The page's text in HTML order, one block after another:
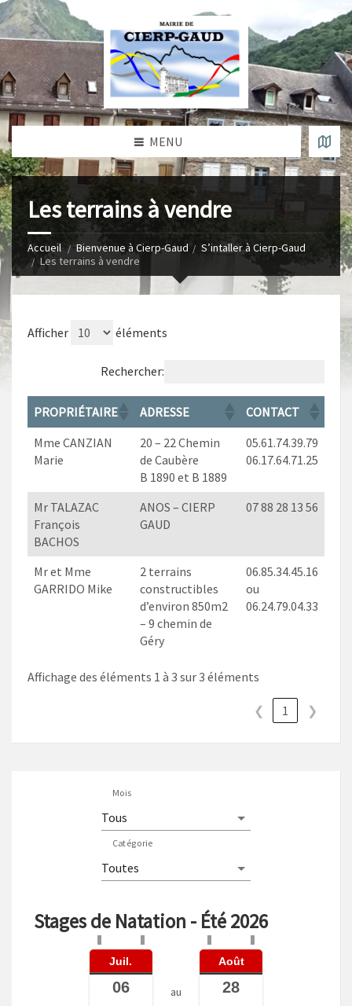
MENU
Les terrains à vendre
Accueil Bienvenue à Cierp-Gaud
S’intaller à Cierp-Gaud
Les terrains à vendre
Afficher éléments
Rechercher:
PROPRIÉTAIRE ADRESSE
CONTACT
Mme CANZIAN
Marie
20 – 22 Chemin
de Caubère
B 1890 et B 1889
05.61.74.39.79
06.17.64.71.25
Mr TALAZAC
François
BACHOS
ANOS – CIERP
GAUD
07 88 28 13 56
Mr et Mme
GARRIDO Mike
2 terrains
constructibles
d’environ 850m2
– 9 chemin de
Géry
06.85.34.45.16
ou
06.24.79.04.33
Affichage des éléments 1 à 3 sur 3 éléments
❮ 1 ❯
Mois
Catégorie
Stages de Natation - Été 2026
Juil.
06 au
Août
28